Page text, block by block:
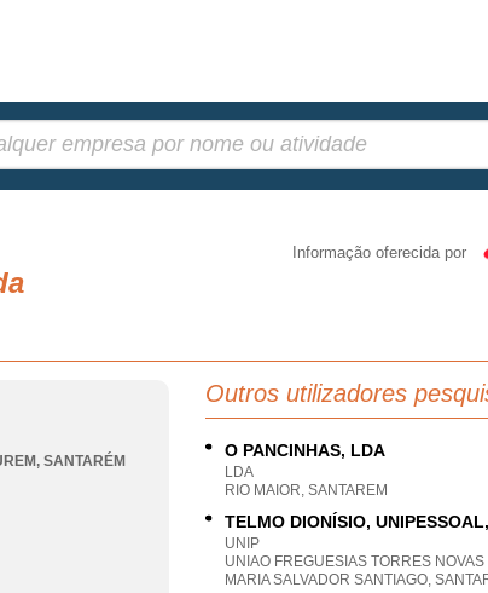
Informação oferecida por
, SANTARÉM
Outros utilizadores
O PANCINHAS, LDA
LDA
RIO MAIOR, SANTAREM
TELMO DIONÍSIO,
UNIP
UNIAO FREGUESIAS TORRES NOVAS
MARIA SALVADOR SANTIAGO,